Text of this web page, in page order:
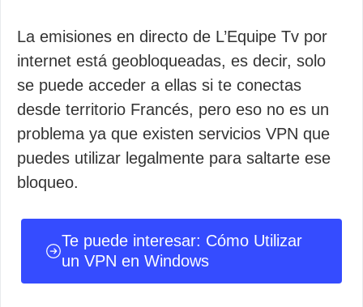
La emisiones en directo de L’Equipe Tv por
internet está geobloqueadas, es decir, solo
se puede acceder a ellas si te conectas
desde territorio Francés, pero eso no es un
problema ya que existen servicios VPN que
puedes utilizar legalmente para saltarte ese
bloqueo.
Te puede interesar: Cómo Utilizar
un VPN en Windows